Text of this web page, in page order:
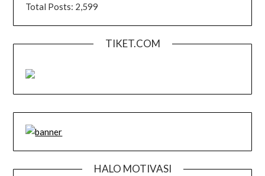
Total Posts: 2,599
TIKET.COM
HALO MOTIVASI